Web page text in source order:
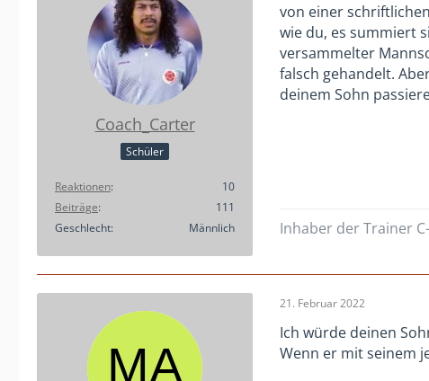
Coach_Carter
Schüler
Reaktionen
10
Beiträge
111
Geschlecht
Männlich
von einer
wie du, es summiert
versammelter
falsch gehandelt.
deinem Sohn
Inhaber der Trainer
21. Februar 2022
Ich würde deinen
Wenn er mit seinem